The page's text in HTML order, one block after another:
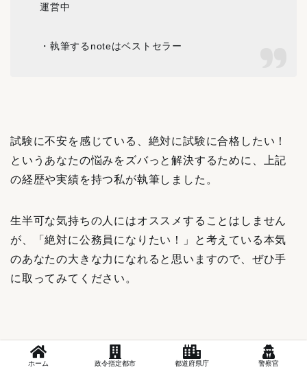
運営中
・執筆するnoteはベストセラー
試験に不安を感じている、絶対に試験に合格したい！
というあなたの悩みをズバっと解決するために、
上記
の経歴や実績を持つ私が執筆しました。
生半可な気持ちの人にはオススメすることはしません
が、「絶対に公務員になりたい！」と考えている本気
のあなたの大きな力になれると思いますので、ぜひ手
に取ってみてください。
ホーム 政令指定都市 都道府県庁 警察官